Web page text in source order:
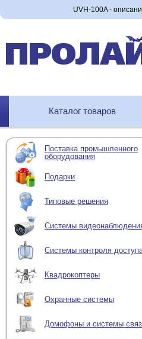
UVH-100A -
Каталог товаров
Поставка промышленного
оборудования
Подарки
Типовые решения
Системы
Системы контроля
Квадрокоптеры
Охранные системы
Домофоны и системы